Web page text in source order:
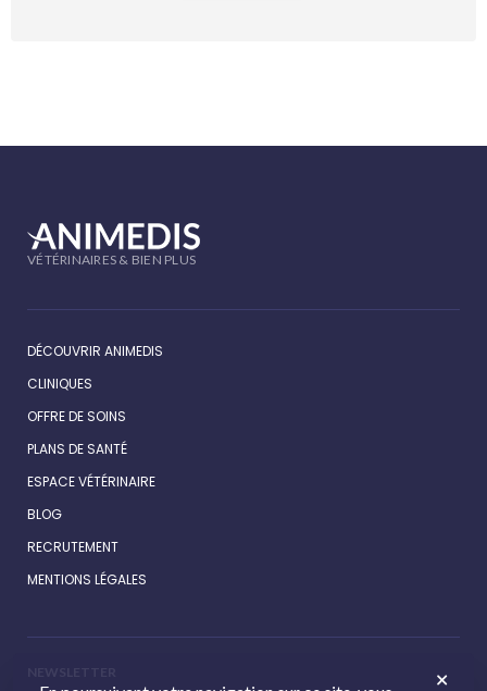
VÉTÉRINAIRES & BIEN PLUS
DÉCOUVRIR ANIMEDIS
CLINIQUES
OFFRE DE SOINS
PLANS DE SANTÉ
ESPACE VÉTÉRINAIRE
BLOG
RECRUTEMENT
MENTIONS LÉGALES